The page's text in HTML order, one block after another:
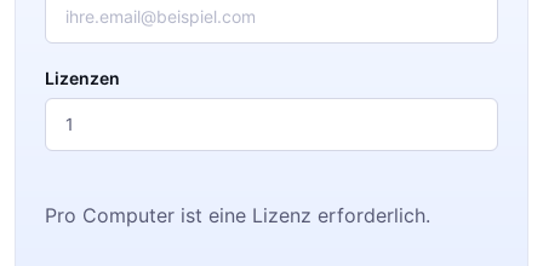
Lizenzen
Pro Computer ist eine Lizenz erforderlich.